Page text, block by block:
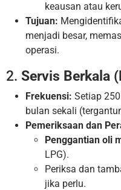
keausan atau
Tujuan:
menjadi besar,
operasi.
2. Servis Berkala
Frekuensi: Setiap
bulan sekali
Pemeriksaan dan
Penggantian oli
LPG).
Periksa dan
jika perlu.